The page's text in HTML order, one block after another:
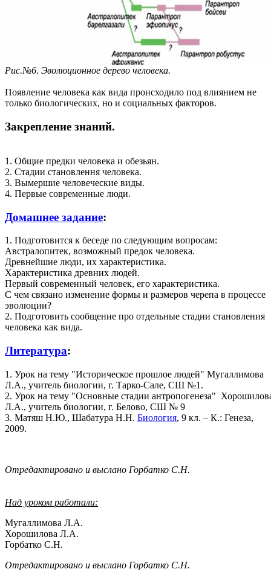
Рис.№6. Эволюционное дерево человека.
Появление человека как вида происходило под влиянием не
только биологических, но и социальных факторов.
Закрепление знаний.
1. Общие предки человека и обезьян.
2. Стадии становлення человека.
3. Вымершие человеческие виды.
4. Первые современные люди.
Домашнее задание:
1. Подготовится к беседе по следующим вопросам:
Австралопитек, возможный предок человека.
Древнейшие люди, их характеристика.
Характеристика древних людей.
Первый современный человек, его характеристика.
С чем связано изменение формы и размеров черепа в процессе
эволюции?
2. Подготовить сообщение про отдельные стадии становления
человека как вида.
Литература:
1. Урок на тему "Историческое прошлое людей" Мугаллимова
Л.А., учитель биологии, г. Тарко-Сале, СШ №1.
2. Урок на тему "Основные стадии антропогенеза"
Л.А., учитель биологии, г. Белово, СШ № 9
3. Матяш Н.Ю., Шабатура Н.Н. Биология, 9 кл. – К.: Генеза,
2009.
Отредактировано и выслано Горбатко С.Н.
Над уроком работали:
Мугаллимова Л.А.
Хорошилова Л.А.
Горбатко С.Н.
Отредактировано и выслано Горбатко С.Н.